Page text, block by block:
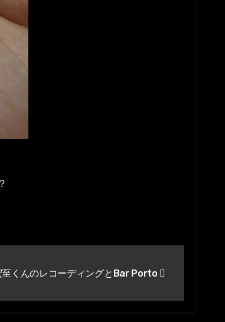
至くんのレコーディングとBar Porto